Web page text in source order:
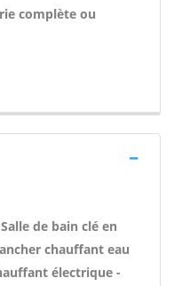
complète ou
de bain clé en
chauffant eau
électrique -